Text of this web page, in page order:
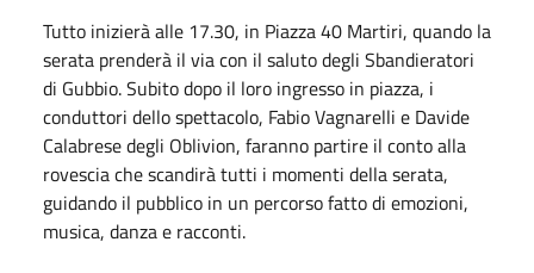
Tutto inizierà alle 17.30, in Piazza 40 Martiri, quando la
serata prenderà il via con il saluto degli Sbandieratori
di Gubbio. Subito dopo il loro ingresso in piazza, i
conduttori dello spettacolo, Fabio Vagnarelli e Davide
Calabrese degli Oblivion, faranno partire il conto alla
rovescia che scandirà tutti i momenti della serata,
guidando il pubblico in un percorso fatto di emozioni,
musica, danza e racconti.